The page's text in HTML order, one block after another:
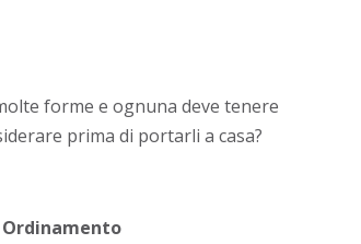
forme e ognuna deve tenere
prima di portarli a casa?
Ordinamento